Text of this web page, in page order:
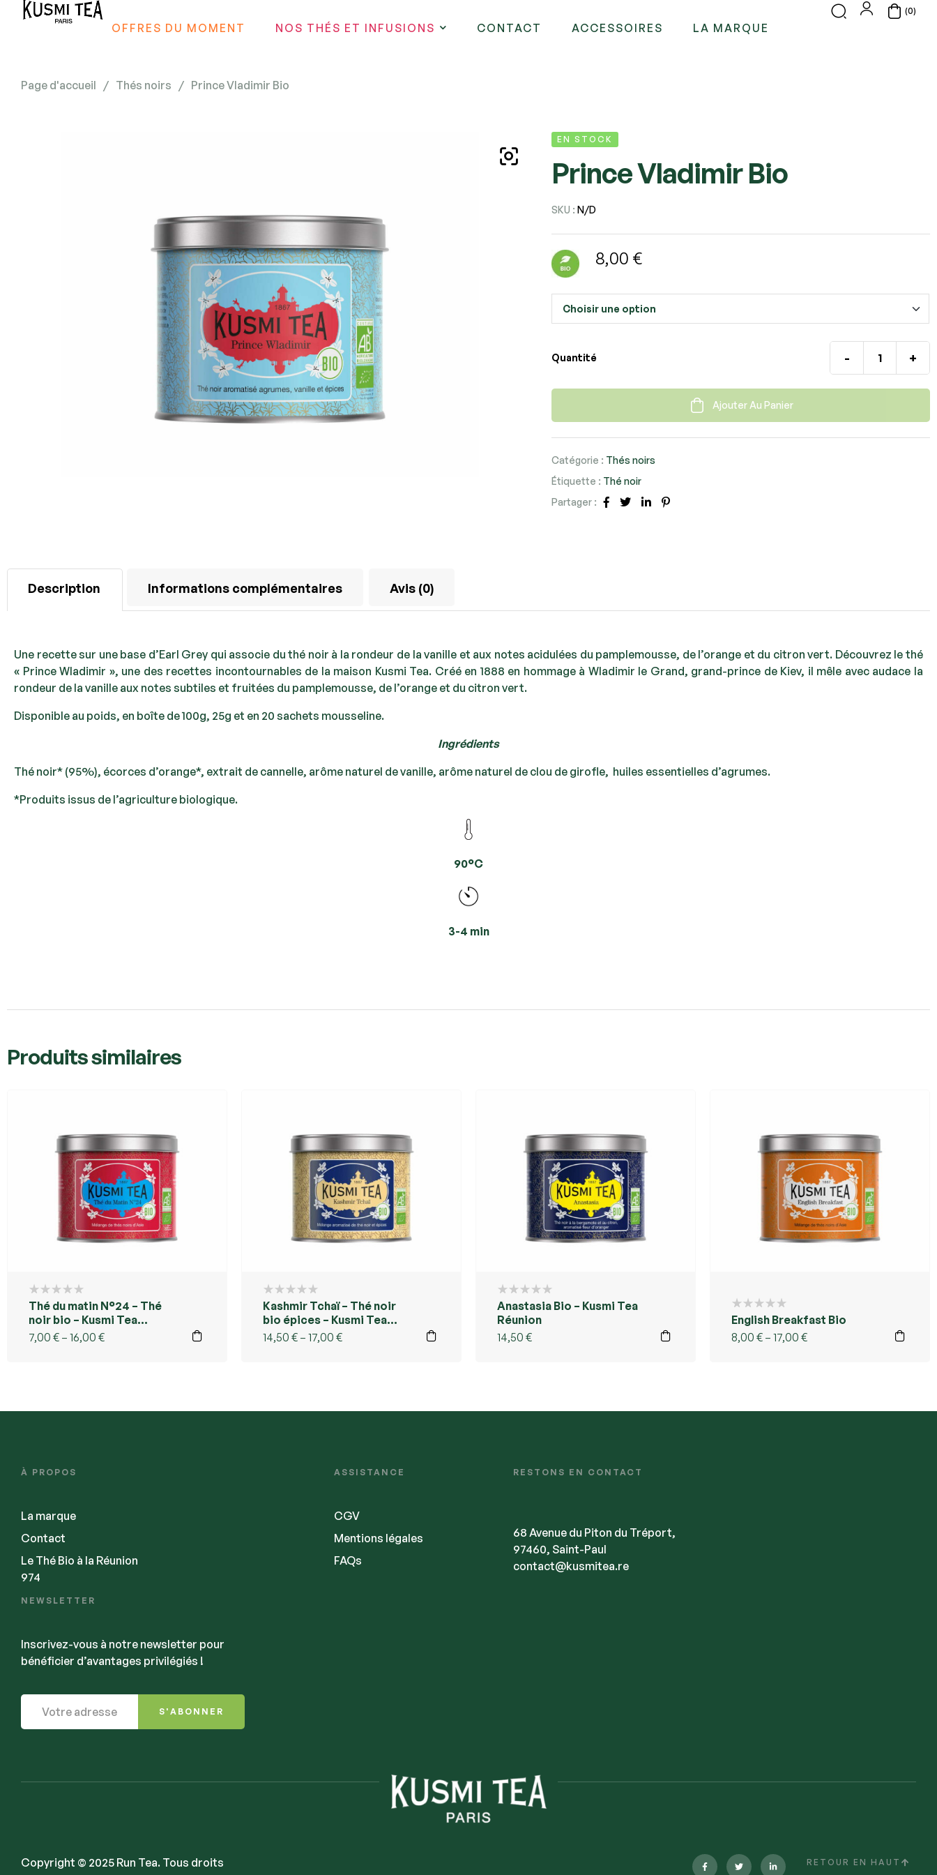
OFFRES DU MOMENT NOS THÉS ET INFUSIONS CONTACT ACCESSOIRES LA MARQUE
(0)
Page d'accueil / Thés noirs / Prince Vladimir Bio
EN STOCK
Prince Vladimir Bio
SKU :N/D
8,00 €
Quantité - +
Ajouter Au Panier
Catégorie : Thés noirs
Étiquette : Thé noir
Partager :
Facebook
TwitterLinkedin
Description Informations complémentaires Avis (0)
Une recette sur une base d’Earl Grey qui associe du thé noir à la rondeur de la vanille et aux notes acidulées du pamplemousse, de l’orange et du citron vert. Découvrez le thé
« Prince Wladimir », une des recettes incontournables de la maison Kusmi Tea. Créé en 1888 en hommage à Wladimir le Grand, grand-prince de Kiev, il mêle avec audace la
rondeur de la vanille aux notes subtiles et fruitées du pamplemousse, de l’orange et du citron vert.
Disponible au poids, en boîte de 100g, 25g et en 20 sachets mousseline.
Ingrédients
Thé noir* (95%), écorces d’orange*, extrait de cannelle, arôme naturel de vanille, arôme naturel de clou de girofle, huiles essentielles d’agrumes.
*Produits issus de l’agriculture biologique.
90°C
3-4 min
Produits similaires
Thé du matin N°24 – Thé
noir bio – Kusmi Tea
Réunion
7,00 € – 16,00 €
Kashmir Tchaï – Thé noir
bio épices – Kusmi Tea
Réunion
14,50 € – 17,00 €
Anastasia Bio – Kusmi Tea
Réunion
14,50 €
English Breakfast Bio
8,00 € – 17,00 €
À PROPOS
La marque
Contact
Le Thé Bio à la Réunion
974
ASSISTANCE
CGV
Mentions légales
FAQs
RESTONS EN CONTACT
68 Avenue du Piton du Tréport,
97460, Saint-Paul
contact@kusmitea.re
NEWSLETTER
Inscrivez-vous à notre newsletter pour
bénéficier d’avantages privilégiés !
S'ABONNER
Copyright © 2025 Run Tea. Tous droits
RETOUR EN HAUT